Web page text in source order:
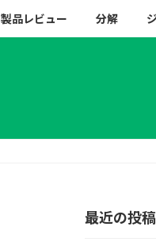
製品レビュー 分解
最近の投稿